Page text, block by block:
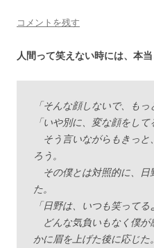
コメントを残す
人間って笑えない時には、本
「そんな顔しないで、もっ
「いや別に、変な顔をし
そう言いながらもきっと
ろう。
その僕とは対照的に、日
た。
「日野は、いつも笑ってる
どんな気負いもなく僕が
かに眉を上げた後に応じた。